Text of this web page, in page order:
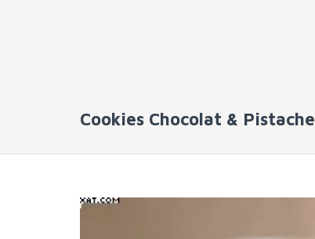
Cookies Chocolat & Pistache